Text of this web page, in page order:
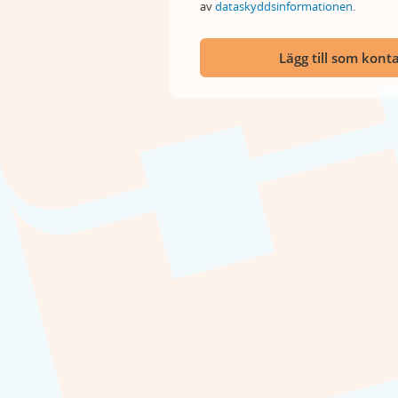
avdataskyddsinformationen.
Lägg till som